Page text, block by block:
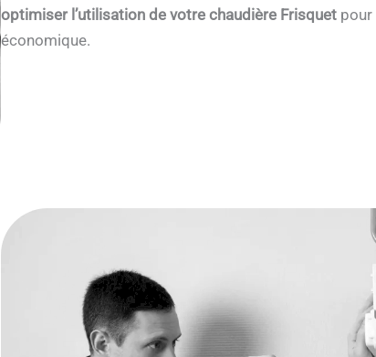
optimiser l’utilisation de votre chaudière Frisquet pour
économique.